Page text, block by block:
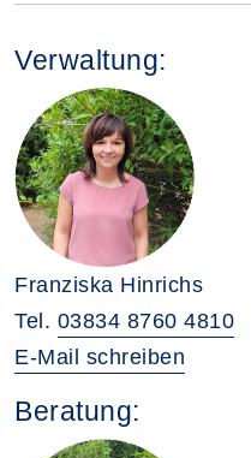
Verwaltung:
Franziska Hinrichs
Tel. 03834 8760 4810
E-Mail schreiben
Beratung: